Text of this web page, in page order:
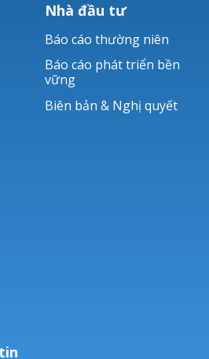
Nhà đầu tư
Báo cáo thường niên
Báo cáo phát triển bền
vững
Biên bản & Nghị quyết